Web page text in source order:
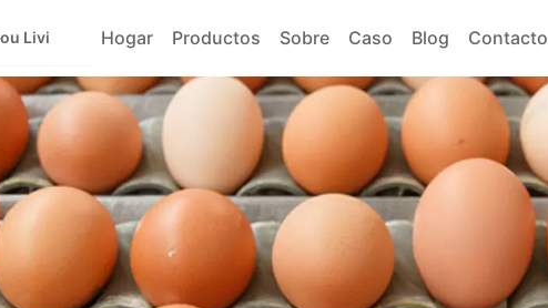
Livi Hogar Productos Sobre Caso Blog Contacto